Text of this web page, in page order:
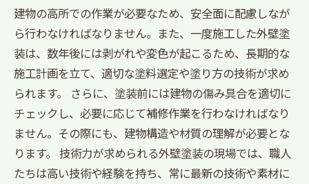
建物の高所での作業が必要なため、安全面に配慮しなが
ら行わなければなりません。また、一度施工した外壁塗
装は、数年後には剥がれや変色が起こるため、長期的な
施工計画を立て、適切な塗料選定や塗り方の技術が求め
られます。 さらに、塗装前には建物の傷み具合を適切に
チェックし、必要に応じて補修作業を行わなければなり
ません。その際にも、建物構造や材質の理解が必要とな
ります。 技術力が求められる外壁塗装の現場では、職人
たちは高い技術や経験を持ち、常に最新の技術や素材に